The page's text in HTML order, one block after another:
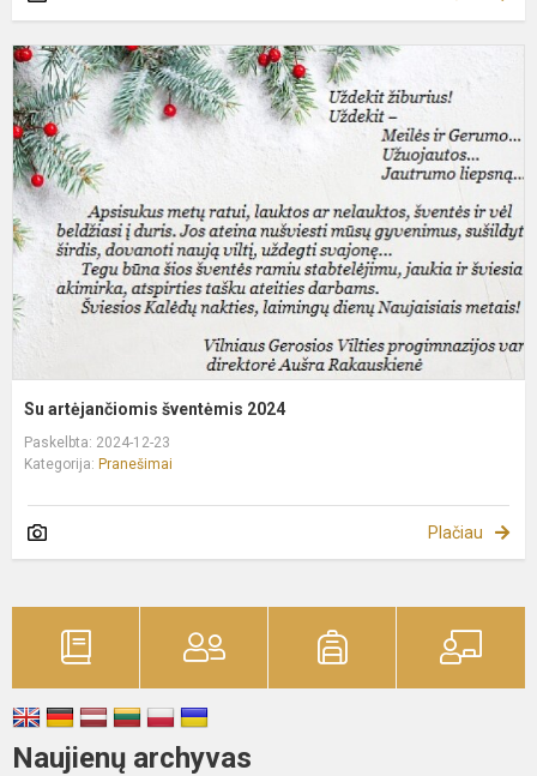
Su artėjančiomis šventėmis 2024
Paskelbta: 2024-12-23
Kategorija: Pranešimai
Plačiau
Naujienų archyvas